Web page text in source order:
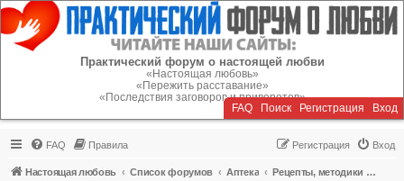
Регистрация
Практический форум о настоящей любви
«Настоящая любовь»
«Пережить расставание»
«Последствия заговоров и приворотов»
FAQ Поиск Регистрация Вход
FAQ Правила Вход
Регистрация
Настоящая любовь Список форумов Аптека
Рецепты, методики и полезная информация